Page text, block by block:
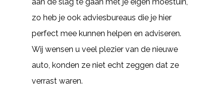
zo heb je ook adviesbureaus die je hier
perfect mee kunnen helpen en adviseren.
Wij wensen u veel plezier van de nieuwe
auto, konden ze niet echt zeggen dat ze
verrast waren.